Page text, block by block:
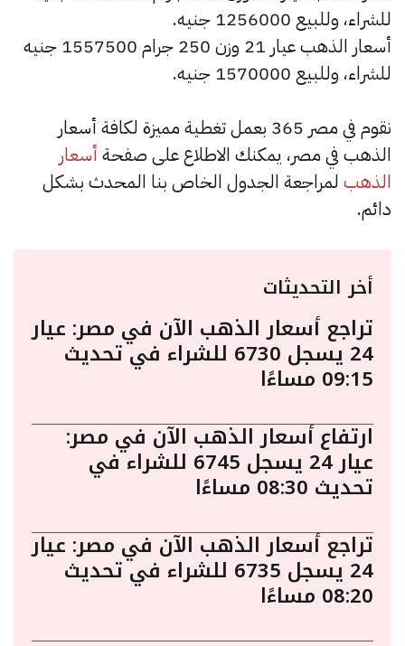
للشراء، وللبيع 1256000 جنيه.
أسعار الذهب عيار 21 وزن 250 جرام 1557500 جنيه
للشراء، وللبيع 1570000 جنيه.
نقوم في مصر 365 بعمل تغطية مميزة لكافة أسعار
الذهب في مصر، يمكنك الاطلاع على صفحة أسعار
الذهب لمراجعة الجدول الخاص بنا المحدث بشكل
دائم.
أخر التحديثات
تراجع أسعار الذهب الآن في مصر: عيار
24 يسجل 6730 للشراء في تحديث
09:15 مساءًا
ارتفاع أسعار الذهب الآن في مصر:
عيار 24 يسجل 6745 للشراء في
تحديث 08:30 مساءًا
تراجع أسعار الذهب الآن في مصر: عيار
24 يسجل 6735 للشراء في تحديث
08:20 مساءًا